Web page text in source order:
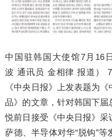
中国驻韩国大使馆7月16
波 通讯员 金相律 报道）
《中央日报》上发表题为
品》的文章，针对韩国下
悦前日接受《中央日报》采
萨德、半导体对华“脱钩”